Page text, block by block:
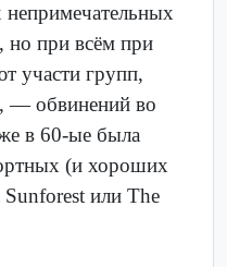
непримечательных
но при всём при
участи групп,
— обвинений во
в 60-ые была
(и хороших
Sunforest или The